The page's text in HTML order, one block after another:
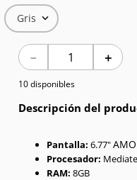
Gris
＋
－
10 disponibles
Descripción del
Pantalla: 6.77"
Procesador:
RAM: 8GB
7.
Celulares
8.
Iphone 15 Pro
9.
Iphone 17
10. Audífonos